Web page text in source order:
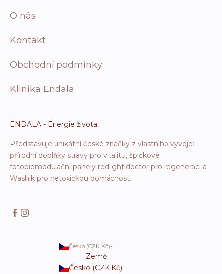
O nás
Kontakt
Obchodní podmínky
Klinika Endala
ENDALA - Energie života
Představuje unikátní české značky z vlastního vývoje:
přírodní doplňky stravy pro vitalitu, špičkové
fotobiomodulační panely redlight.doctor pro regeneraci a
Washik pro netoxickou domácnost.
Česko (CZK Kč)
Země
Česko (CZK Kč)